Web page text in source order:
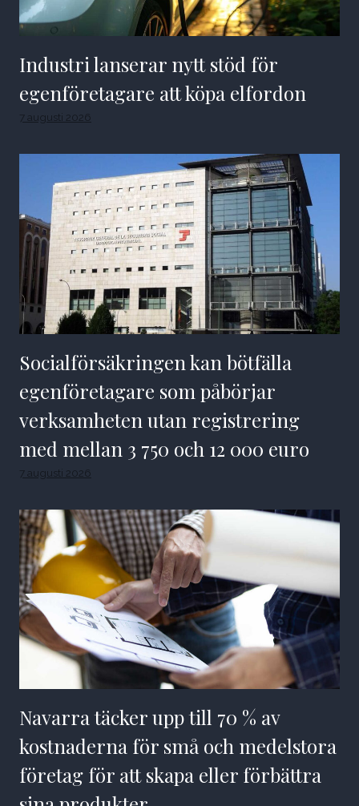
Industri lanserar nytt stöd för
egenföretagare att köpa elfordon
7 augusti 2026
Socialförsäkringen kan bötfälla
egenföretagare som påbörjar
verksamheten utan registrering
med mellan 3 750 och 12 000 euro
7 augusti 2026
Navarra täcker upp till 70 % av
kostnaderna för små och medelstora
företag för att skapa eller förbättra